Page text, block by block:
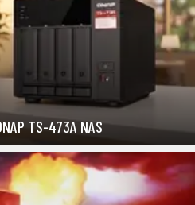
TS-473A NAS